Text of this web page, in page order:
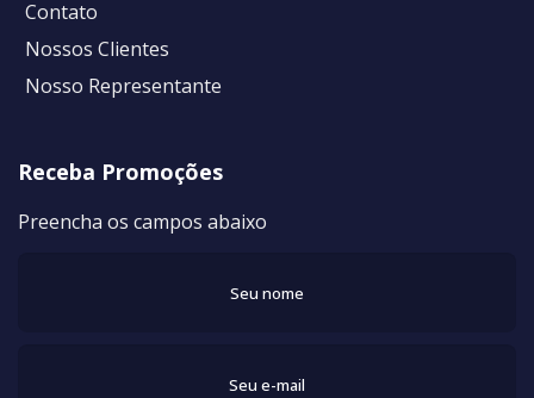
Contato
Nossos Clientes
Nosso Representante
Receba Promoções
Preencha os campos abaixo